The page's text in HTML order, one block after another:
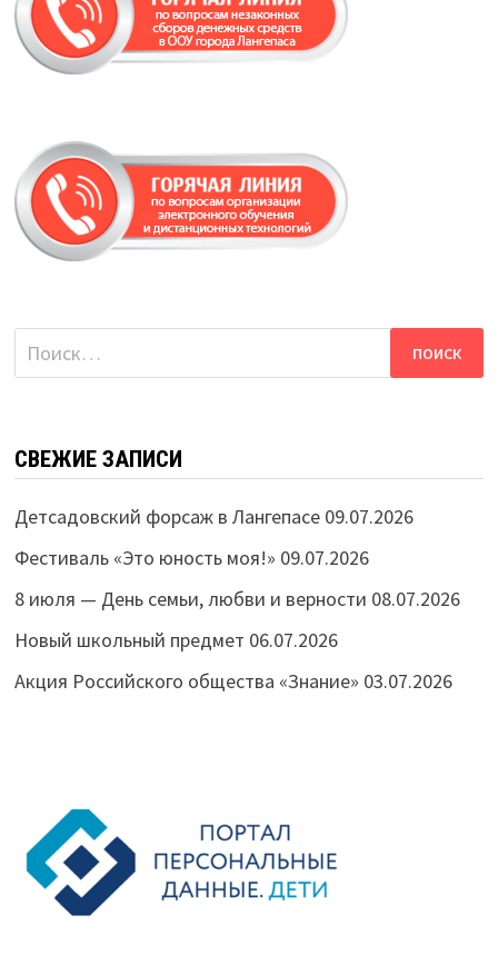
Найти:
СВЕЖИЕ ЗАПИСИ
Детсадовский форсаж в Лангепасе 09.07.2026
Фестиваль «Это юность моя!» 09.07.2026
8 июля — День семьи, любви и верности 08.07.2026
Новый школьный предмет 06.07.2026
Акция Российского общества «Знание» 03.07.2026